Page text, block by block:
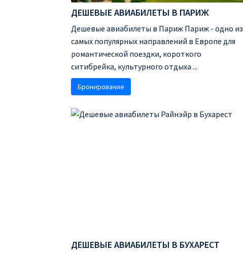
ДЕШЕВЫЕ АВИАБИЛЕТЫ В ПАРИЖ
Дешевые авиабилеты в Париж Париж - одно из
самых популярных направлений в Европе для
романтической поездки, короткого
ситибрейка, культурного отдыха ...
Бронирование
ДЕШЕВЫЕ АВИАБИЛЕТЫ В БУХАРЕСТ